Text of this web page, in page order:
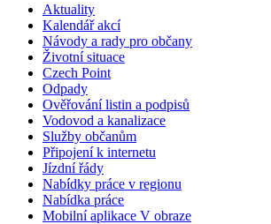
Aktuality
Kalendář akcí
Návody a rady pro občany
Životní situace
Czech Point
Odpady
Ověřování listin a podpisů
Vodovod a kanalizace
Služby občanům
Připojení k internetu
Jízdní řády
Nabídky práce v regionu
Nabídka práce
Mobilní aplikace V obraze